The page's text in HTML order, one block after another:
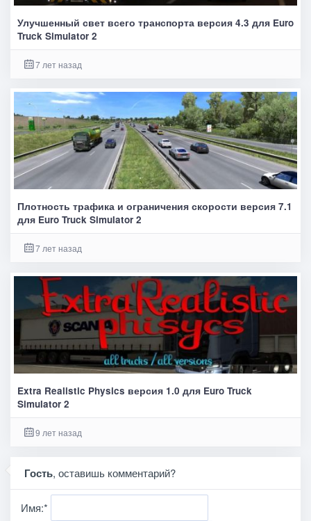
Улучшенный свет всего транспорта версия 4.3 для Euro
Truck Simulator 2
7 лет назад
Плотность трафика и ограничения скорости версия 7.1
для Euro Truck Simulator 2
7 лет назад
Extra Realistic Physics версия 1.0 для Euro Truck
Simulator 2
9 лет назад
Гость, оставишь комментарий?
Имя:*